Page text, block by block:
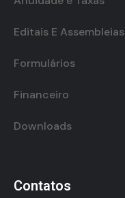
Editais E Assembleias
Formulários
Financeiro
Downloads
Contatos